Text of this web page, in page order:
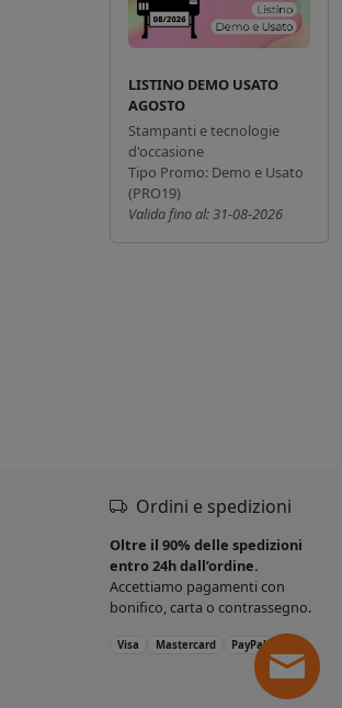
LISTINO DEMO USATO
AGOSTO
Stampanti e tecnologie
d'occasione
Tipo Promo: Demo e Usato
(PRO19)
Valida fino al: 31-08-2026
Ordini e spedizioni
Oltre il 90% delle spedizioni
entro 24h dall’ordine.
Accettiamo pagamenti con
bonifico, carta o contrassegno.
Visa Mastercard PayPal